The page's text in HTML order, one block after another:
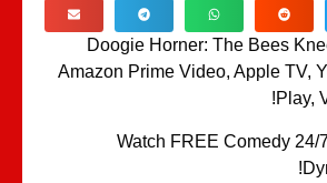
Doogie Horner: The
Amazon Prime Video,
Watch FREE